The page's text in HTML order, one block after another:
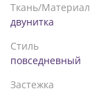
Ткань/Материал
двунитка
Стиль
повседневный
Застежка